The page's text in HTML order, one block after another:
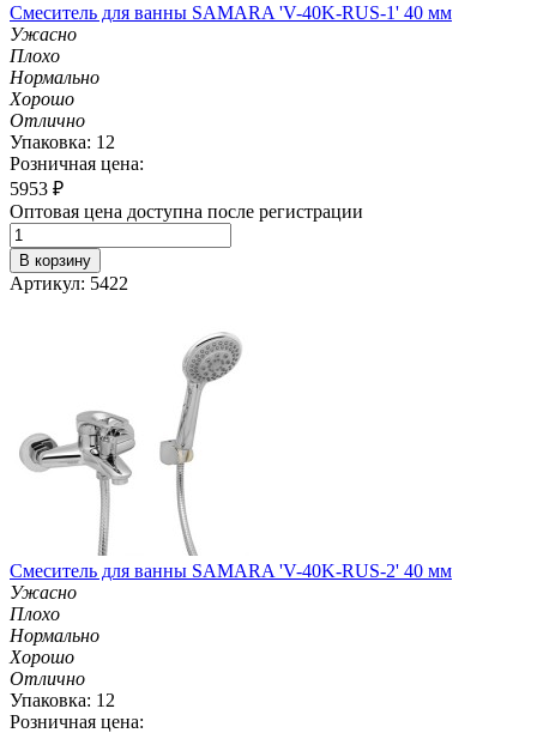
Смеситель для ванны SAMARA 'V-40K-RUS-1' 40 мм
Ужасно
Плохо
Нормально
Хорошо
Отлично
Упаковка: 12
Розничная цена:
5953 ₽
Оптовая цена доступна после регистрации
В корзину
Артикул: 5422
Смеситель для ванны SAMARA 'V-40K-RUS-2' 40 мм
Ужасно
Плохо
Нормально
Хорошо
Отлично
Упаковка: 12
Розничная цена: